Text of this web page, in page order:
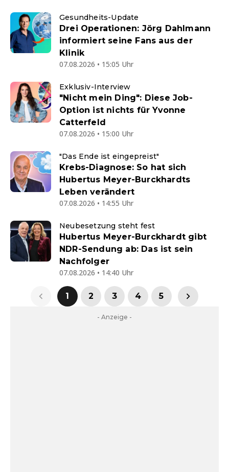
Gesundheits-Update
Drei Operationen: Jörg Dahlmann
informiert seine Fans aus der
Klinik
07.08.2026 • 15:05 Uhr
Exklusiv-Interview
"Nicht mein Ding": Diese Job-
Option ist nichts für Yvonne
Catterfeld
07.08.2026 • 15:00 Uhr
"Das Ende ist eingepreist"
Krebs-Diagnose: So hat sich
Hubertus Meyer-Burckhardts
Leben verändert
07.08.2026 • 14:55 Uhr
Neubesetzung steht fest
Hubertus Meyer-Burckhardt gibt
NDR-Sendung ab: Das ist sein
Nachfolger
07.08.2026 • 14:40 Uhr
1 2 3 4 5
- Anzeige -